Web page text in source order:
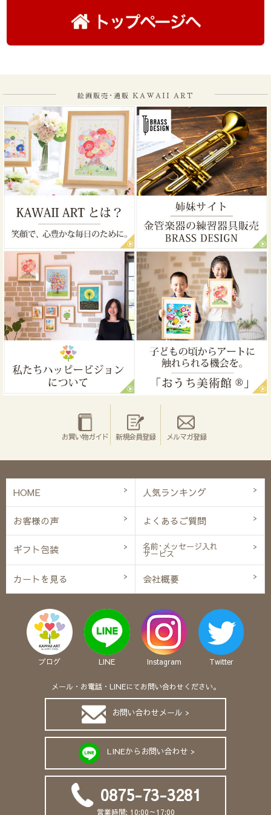
絵画販売･通販 KAWAII ART
お買い物ガイド 新規会員登録 メルマガ登録
HOME 人気ランキング
お客様の声 よくあるご質問
ギフト包装 名前･メッセージ入れ
サービス
カートを見る 会社概要
ブログ LINE Instagram Twitter
メール・お電話・LINEにてお問い合わせください。
お問い合わせメール >
LINEからお問い合わせ >
0875-73-3281
営業時間: 10:00～17:00